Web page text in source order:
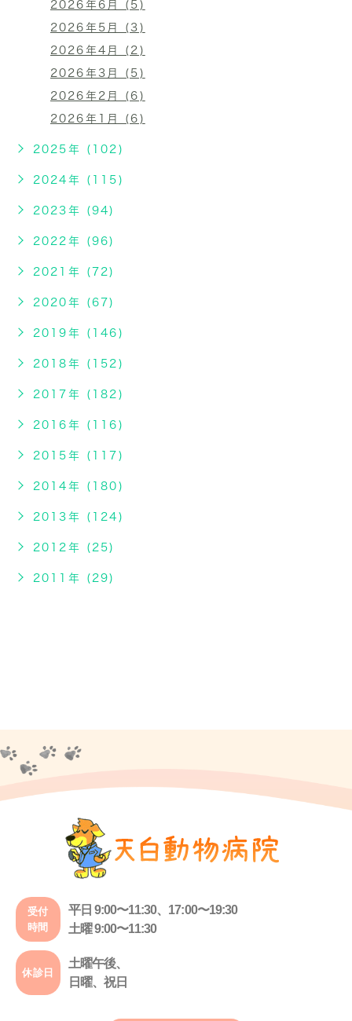
2026年6月 (5)
2026年5月 (3)
2026年4月 (2)
2026年3月 (5)
2026年2月 (6)
2026年1月 (6)
2025年 (102)
2024年 (115)
2023年 (94)
2022年 (96)
2021年 (72)
2020年 (67)
2019年 (146)
2018年 (152)
2017年 (182)
2016年 (116)
2015年 (117)
2014年 (180)
2013年 (124)
2012年 (25)
2011年 (29)
受付
時間
平日 9:00〜11:30、17:00〜19:30
土曜 9:00〜11:30
休診日
土曜午後、
日曜、祝日